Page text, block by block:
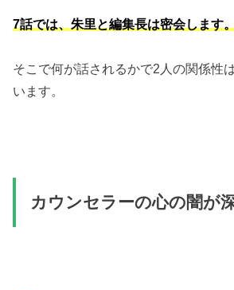
7話では、朱里と編集長は密会します。
そこで何が話されるかで2人の関係性
います。
カウンセラーの心の闇が